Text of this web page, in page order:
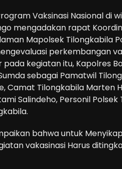
Vaksinasi Nasional di
mengadakan rapat
Mapolsek Tilongkabila
perkembangan
pada kegiatan itu, Kapolres
sebagai Pamatwil
Camat Tilongkabila Marten
Salindeho, Personil
bahwa untuk
vakasinasi Harus